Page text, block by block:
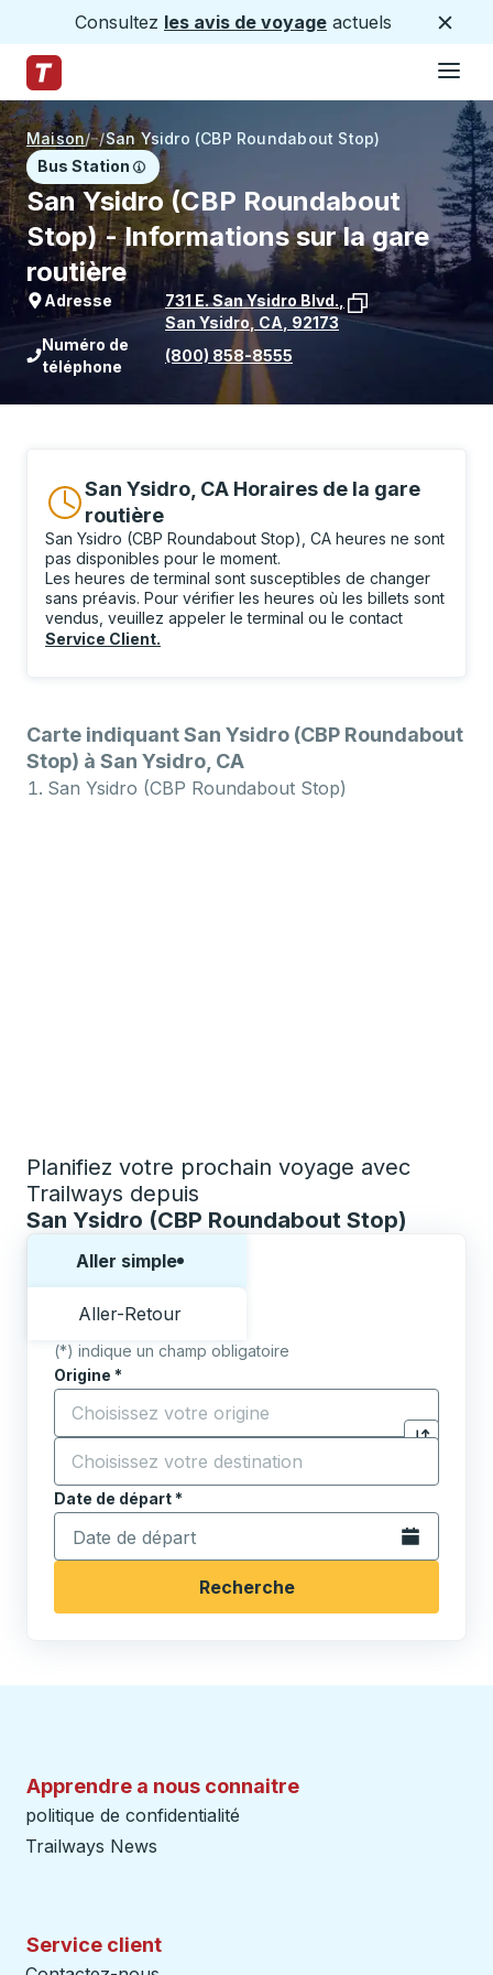
Consultez les avis de voyage actuels
Page d'accueil des sentiers
Maison/ /San Ysidro (CBP Roundabout Stop)
Bus Station
San Ysidro (CBP Roundabout
Stop) - Informations sur la gare
routière
Adresse 731 E. San Ysidro Blvd.
San Ysidro, CA 92173
Voir l'emplacement de l'arrêt sur
Numéro de
téléphone
(800) 858-8555
San Ysidro, CA Horaires de la gare
routière
San Ysidro (CBP Roundabout Stop), CA heures ne sont
pas disponibles pour le moment.
Les heures de terminal sont susceptibles de changer
sans préavis. Pour vérifier les heures où les billets sont
vendus, veuillez appeler le terminal ou le contact
Service Client.
Carte indiquant San Ysidro (CBP Roundabout
Stop) à San Ysidro, CA
San Ysidro (CBP Roundabout Stop)
Planifiez votre prochain voyage avec
Trailways depuis
San Ysidro (CBP Roundabout Stop)
Aller simple
Aller-Retour
(*) indique un champ obligatoire
Origine *
Commencez à saisir la ville d'origine pour ouvrir
Cliquez
Destination*
Commencez à saisir la ville de destination pour
Date de départ*
Tapez la date au format date Barre oblique du mois à
Ouvrez le
Recherche
Apprendre a nous connaitre
politique de confidentialité
Trailways News
Service client